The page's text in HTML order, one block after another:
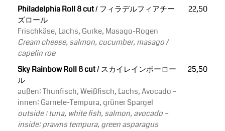
Philadelphia Roll 8 cut/ フィラデルフィアチー
ズロール
Frischkäse, Lachs, Gurke, Masago-Rogen
Cream cheese, salmon, cucumber, masago /
capelin roe
22,50
Sky Rainbow Roll 8 cut/ スカイレインボーロー
ル
außen: Thunfisch, Weißfisch, Lachs, Avocado –
innen: Garnele-Tempura, grüner Spargel
outside : tuna, white fish, salmon, avocado –
inside: prawns tempura, green asparagus
25,50